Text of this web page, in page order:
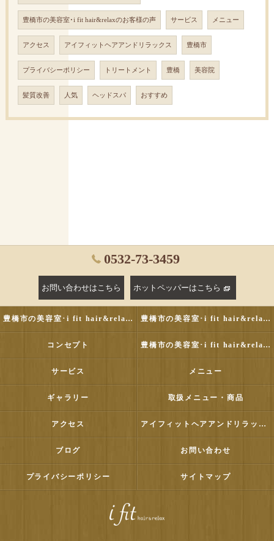
豊橋市の美容室･i fit hair&relaxのお客様の声 サービス メニュー
アクセス アイフィットヘアアンドリラックス 豊橋市
プライバシーポリシー トリートメント 豊橋 美容院
髪質改善 人気 ヘッドスパ おすすめ
0532-73-3459
お問い合わせはこちら ホットペッパーはこちら
豊橋市の美容室･i fit hair&relaxの評判 豊橋市の美容室･i fit hair&relaxのお客様の声
コンセプト 豊橋市の美容室･i fit hair&relaxの口コミ情報
サービス メニュー
ギャラリー 取扱メニュー・商品
アクセス アイフィットヘアアンドリラックス
ブログ お問い合わせ
プライバシーポリシー サイトマップ